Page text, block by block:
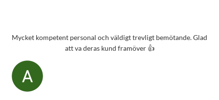
Mycket kompetent personal och väldigt trevligt bemötande. Glad
att va deras kund framöver 👍